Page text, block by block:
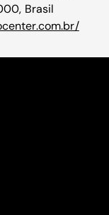
Brasil